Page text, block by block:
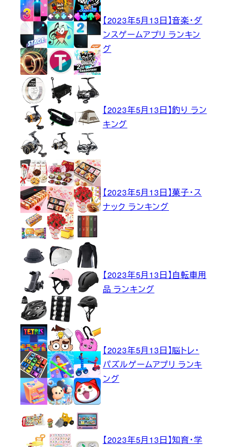
【2023年5月13日】音楽・ダ
ンスゲームアプリ ランキン
グ
【2023年5月13日】釣り ラン
キング
【2023年5月13日】菓子・ス
ナック ランキング
【2023年5月13日】自転車用
品 ランキング
【2023年5月13日】脳トレ・
パズルゲームアプリ ランキ
ング
【2023年5月13日】知育・学